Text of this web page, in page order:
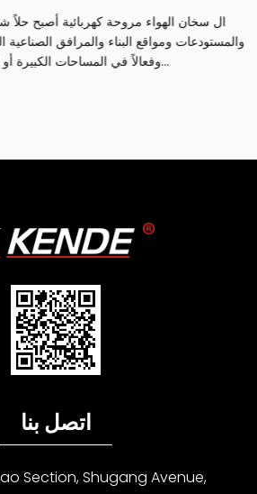
ال سخان الهواء مروحة كهربائية أصبح حلاً
والمستودعات ومواقع البناء والمرافق
وفعالاً في المساحات الكبيرة أو المعرضة للتيارات العاتية...
اتصل بنا
Section, Shugang Avenue,